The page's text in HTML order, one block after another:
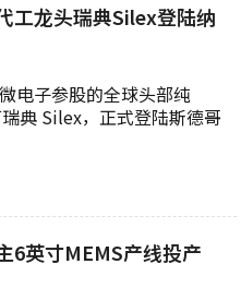
工龙头瑞典Silex登陆纳
电子参股的全球头部纯
典 Silex，正式登陆斯德哥
易所挂牌上市...
6英寸MEMS产线投产